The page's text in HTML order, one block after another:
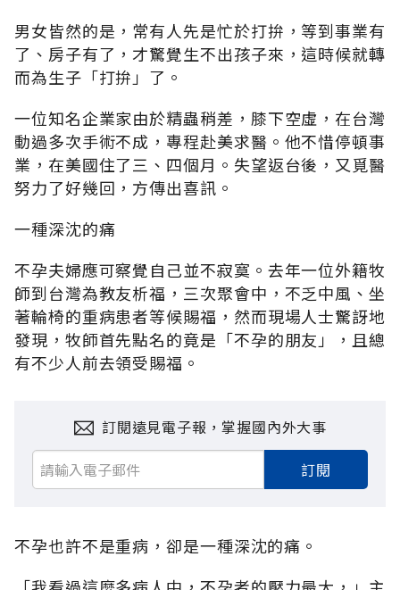
男女皆然的是，常有人先是忙於打拚，等到事業有
了、房子有了，才驚覺生不出孩子來，這時候就轉
而為生子「打拚」了。
一位知名企業家由於精蟲稍差，膝下空虛，在台灣
動過多次手術不成，專程赴美求醫。他不惜停頓事
業，在美國住了三、四個月。失望返台後，又覓醫
努力了好幾回，方傳出喜訊。
一種深沈的痛
不孕夫婦應可察覺自己並不寂寞。去年一位外籍牧
師到台灣為教友析福，三次聚會中，不乏中風、坐
著輪椅的重病患者等候賜福，然而現場人士驚訝地
發現，牧師首先點名的竟是「不孕的朋友」，且總
有不少人前去領受賜福。
訂閱遠見電子報，掌握國內外大事
訂閱
不孕也許不是重病，卻是一種深沈的痛。